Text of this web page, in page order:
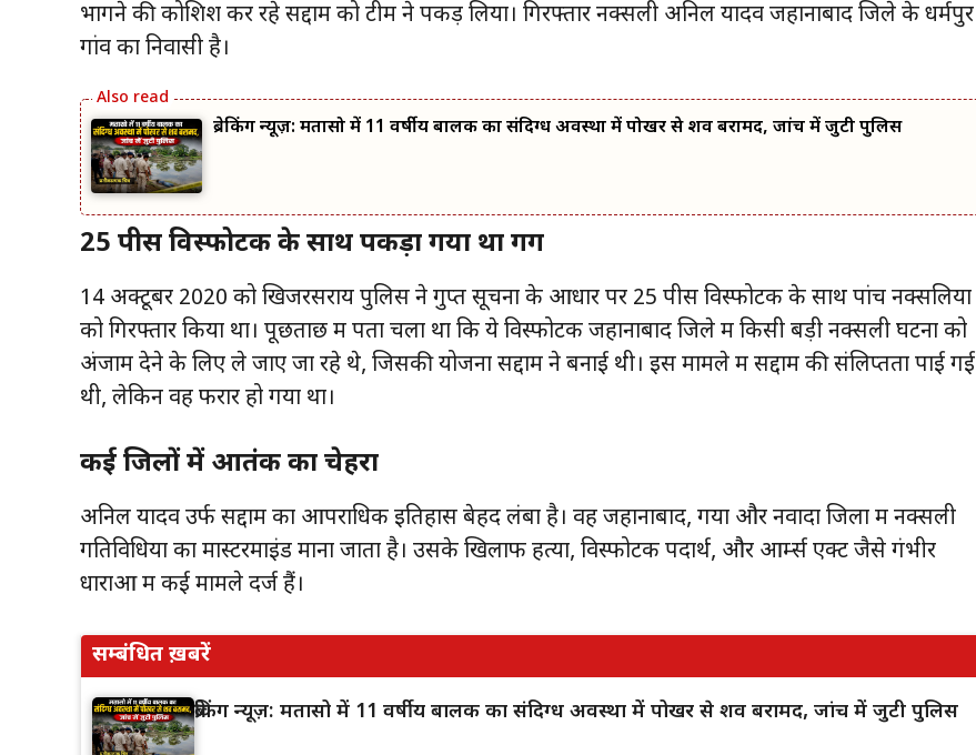
भागने की कोशिश कर रहे सद्दाम को टीम ने पकड़ लिया। गिरफ्तार नक्सली अनिल यादव जहानाबाद जिले के धर्मपुर
गांव का निवासी है।
ब्रेकिंग न्यूज़: मतासो में 11 वर्षीय बालक का संदिग्ध अवस्था में पोखर से शव बरामद, जांच में जुटी पुलिस
25 पीस विस्फोटक के साथ पकड़ा गया था गैंग
14 अक्टूबर 2020 को खिजरसराय पुलिस ने गुप्त सूचना के आधार पर 25 पीस विस्फोटक के साथ पांच नक्सलियों
को गिरफ्तार किया था। पूछताछ में पता चला था कि ये विस्फोटक जहानाबाद जिले में किसी बड़ी नक्सली घटना को
अंजाम देने के लिए ले जाए जा रहे थे, जिसकी योजना सद्दाम ने बनाई थी। इस मामले में सद्दाम की संलिप्तता पाई गई
थी, लेकिन वह फरार हो गया था।
कई जिलों में आतंक का चेहरा
अनिल यादव उर्फ सद्दाम का आपराधिक इतिहास बेहद लंबा है। वह जहानाबाद, गया और नवादा जिलों में नक्सली
गतिविधियों का मास्टरमाइंड माना जाता है। उसके खिलाफ हत्या, विस्फोटक पदार्थ, और आर्म्स एक्ट जैसे गंभीर
धाराओं में कई मामले दर्ज हैं।
सम्बंधित ख़बरें
ब्रेकिंग न्यूज़: मतासो में 11 वर्षीय बालक का संदिग्ध अवस्था में पोखर से शव बरामद, जांच में जुटी पुलिस